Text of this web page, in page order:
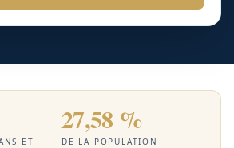
ET
27,58 %
DE LA POPULATION